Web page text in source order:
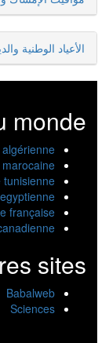
الأعياد الوطنية
monde
tunisienne
française
sites
Babalweb
Sciences